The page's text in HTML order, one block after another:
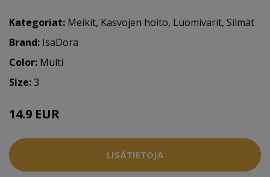
Kategoriat: Meikit, Kasvojen hoito, Luomivärit, Silmät
Brand: IsaDora
Color: Multi
Size:3
14.9 EUR
LISÄTIETOJA